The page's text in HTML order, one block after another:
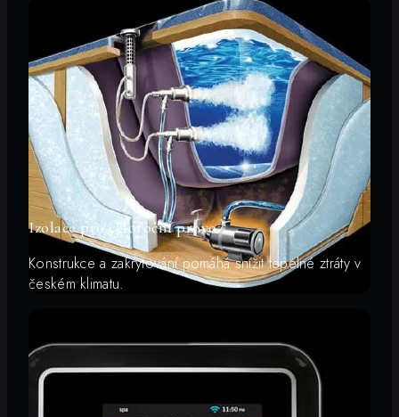
Izolace pro celoroční provoz
Konstrukce a zakrytování pomáhá snížit tepelné ztráty v
českém klimatu.